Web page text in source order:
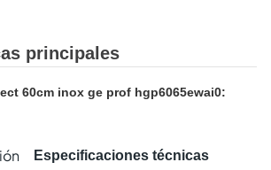
principales
60cm inox ge prof hgp6065ewai0:
Especificaciones técnicas